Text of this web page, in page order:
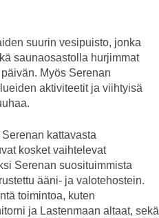
suurin vesipuisto, jonka
saunaosastolla hurjimmat
Myös Serenan
aktiviteetit ja viihtyisä
kattavasta
kosket vaihtelevat
Serenan suosituimmista
ääni- ja valotehostein.
toimintoa, kuten
ja Lastenmaan altaat, sekä